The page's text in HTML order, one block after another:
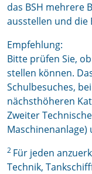
das BSH mehrere
ausstellen und die
Empfehlung:
Bitte prüfen Sie,
stellen können.
Schulbesuches,
nächsthöheren
Zweiter
2 Für jeden
Technik,